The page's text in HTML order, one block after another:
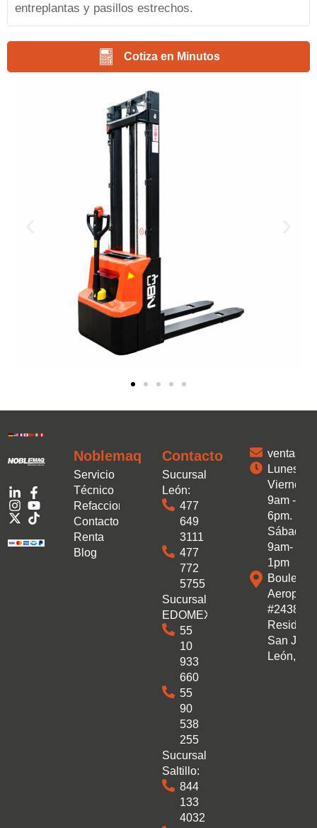
entreplantas y pasillos estrechos.
Cotiza en Minutos
Noblemaq
Servicio
Técnico
Refacciones
Contacto
Renta
Blog
Contacto
Sucursal
León:
477
649
3111
477
772
5755
Sucursal
EDOMEX:
55
10
933
660
55
90
538
255
Sucursal
Saltillo:
844
133
4032
Lunes a
Viernes:
9am -
6pm.
Sábado:
9am-
1pm
#2438
San
León,